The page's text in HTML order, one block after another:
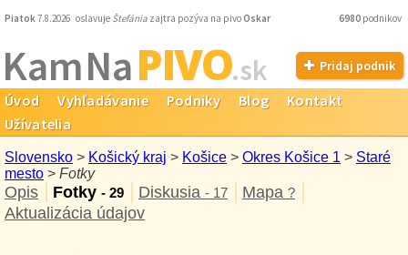
Piatok7.8.2026 oslavuje Štefánia zajtra pozýva na pivoOskar 6980 podnikov
Kam NaPIVO.sk Pridaj podnik
Úvod Vyhľadávanie Podniky Blog
Kontakt
Užívatelia
Slovensko > Košický kraj > Košice > Okres Košice 1 > Staré
mesto > Fotky
Opis Fotky - 29 Diskusia - 17 Mapa ?
Aktualizácia údajov